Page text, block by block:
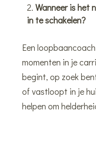
Wanneer is het
in te schakelen?
Een
momenten in je
begint, op zoek
of vastloopt in je
helpen om